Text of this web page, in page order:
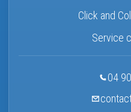
Click and
Service
04